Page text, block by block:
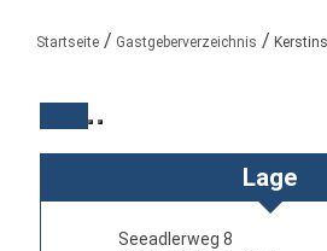
Sie sind hier:
Startseite Gastgeberverzeichnis
Lage
Seeadlerweg 8